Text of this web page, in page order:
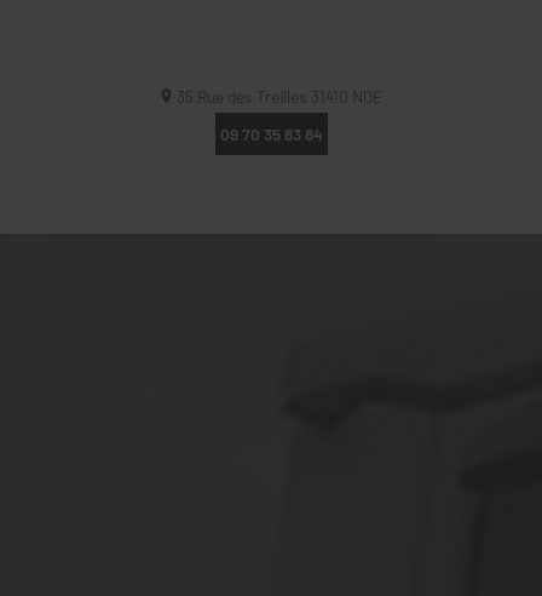
35 Rue des Treilles 31410 NOE
09 70 35 83 84